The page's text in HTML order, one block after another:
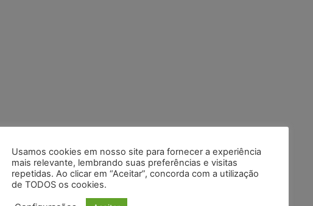
Usamos cookies em nosso site para fornecer a experiência
mais relevante, lembrando suas preferências e visitas
repetidas. Ao clicar em “Aceitar”, concorda com a utilização
de TODOS os cookies.